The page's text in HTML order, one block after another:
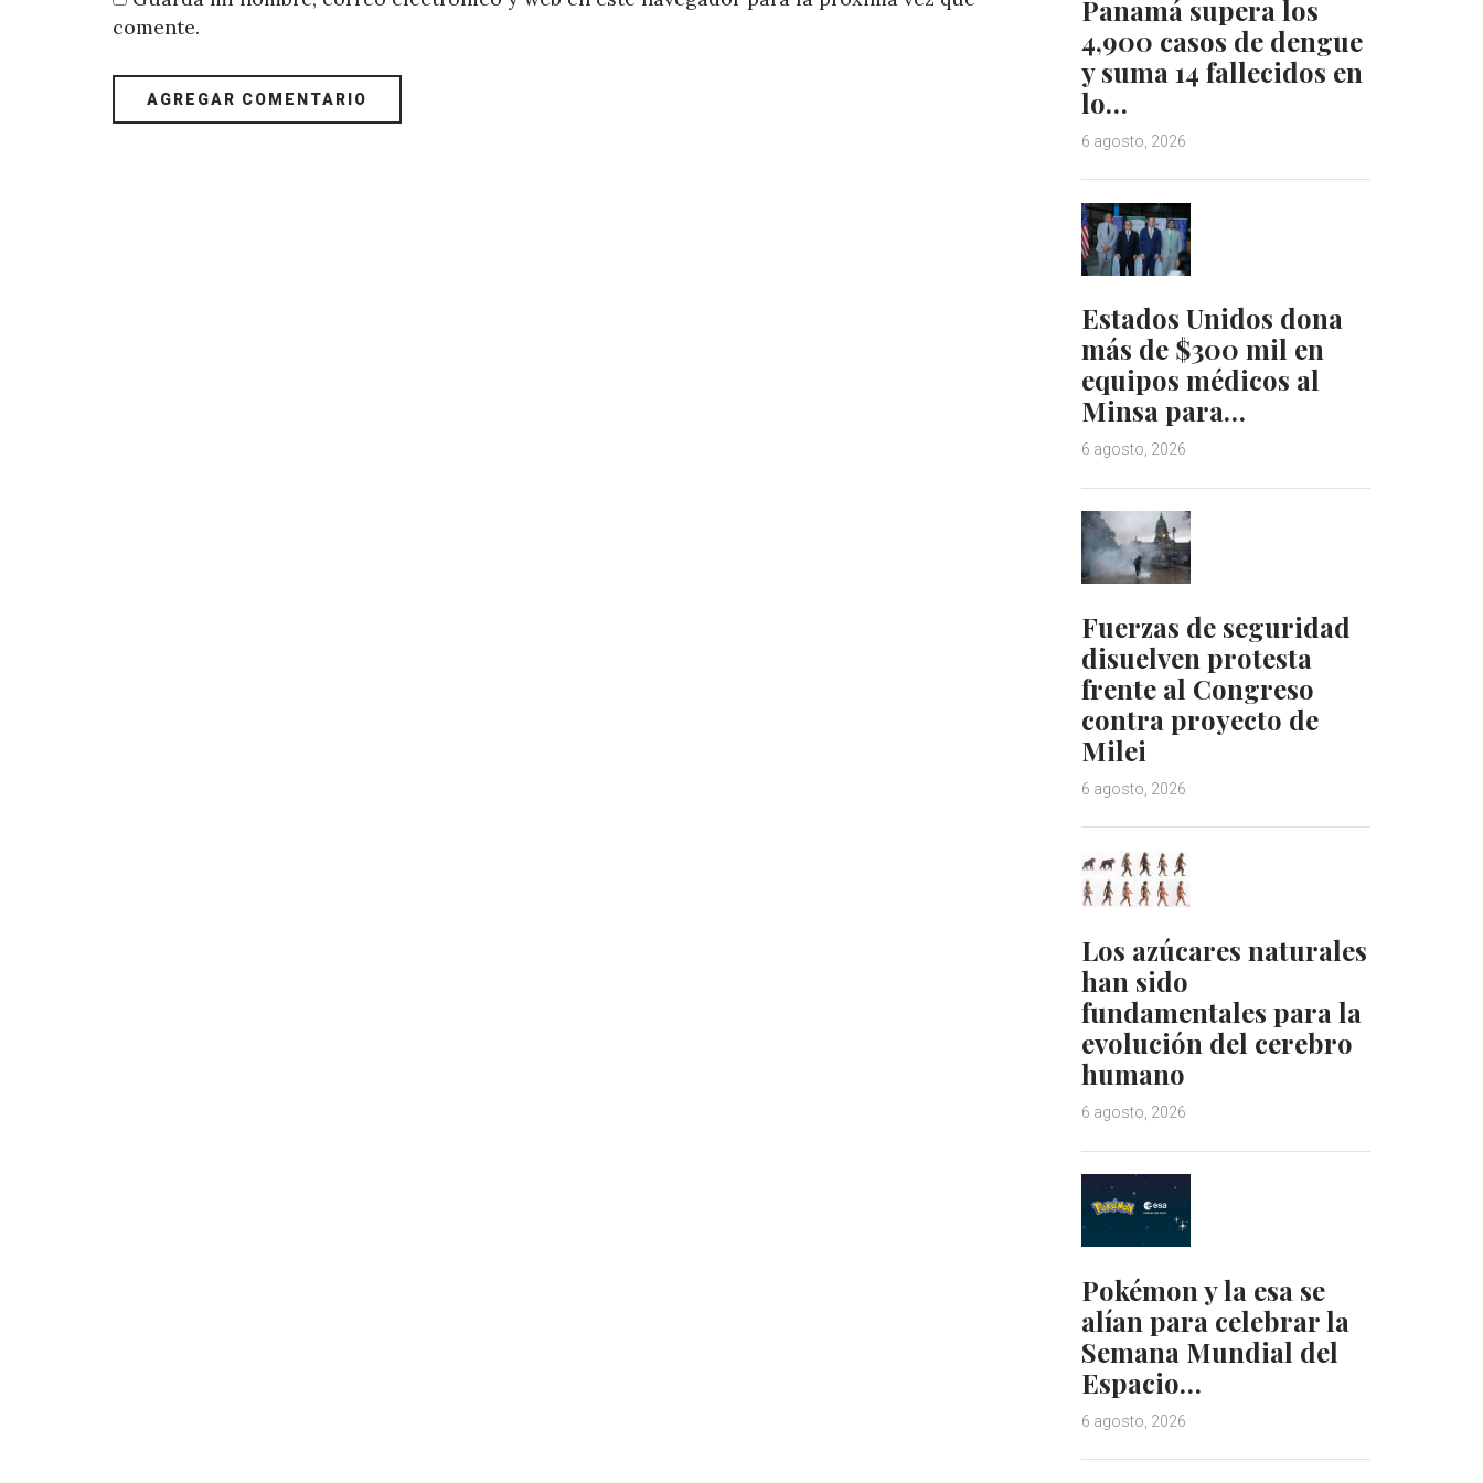
comente.
Panamá supera los
4,900 casos de dengue
y suma 14 fallecidos en
lo…
6 agosto, 2026
Estados Unidos dona
más de $300 mil en
equipos médicos al
Minsa para…
6 agosto, 2026
Fuerzas de seguridad
disuelven protesta
frente al Congreso
contra proyecto de
Milei
6 agosto, 2026
Los azúcares naturales
han sido
fundamentales para la
evolución del cerebro
humano
6 agosto, 2026
Pokémon y la esa se
alían para celebrar la
Semana Mundial del
Espacio…
6 agosto, 2026